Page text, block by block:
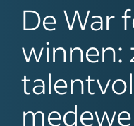
De War
winnen: